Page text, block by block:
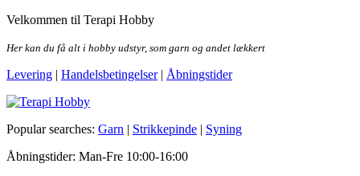
Skip
the
Velkommen til Terapi Hobby
Her kan du få alt i hobby udstyr, som garn og andet lækkert
Levering | Handelsbetingelser| Åbningstider
Terapi Hobby
Popular searches: Garn | Strikkepinde | Syning
Åbningstider: Man-Fre 10:00-16:00